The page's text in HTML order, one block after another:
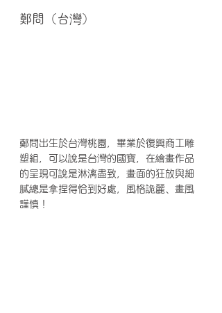
鄭問（台灣）
鄭問出生於台灣桃園，畢業於復興商工雕
塑組，可以說是台灣的國寶，在繪畫作品
的呈現可說是淋漓盡致，畫面的狂放與細
膩總是拿捏得恰到好處，風格詭麗、畫風
謹慎！